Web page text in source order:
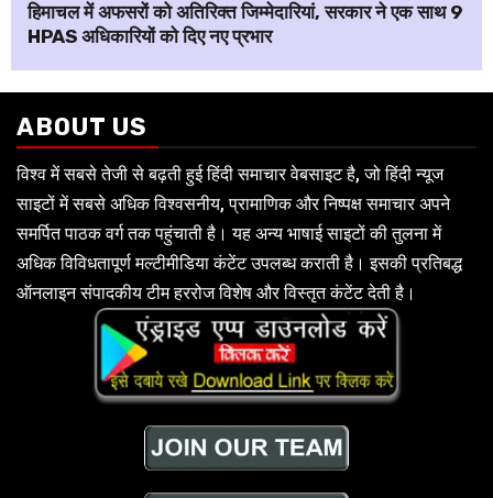
हिमाचल में अफसरों को अतिरिक्त जिम्मेदारियां, सरकार ने एक साथ 9
HPAS अधिकारियों को दिए नए प्रभार
ABOUT US
विश्व में सबसे तेजी से बढ़ती हुई हिंदी समाचार वेबसाइट है, जो हिंदी न्यूज
साइटों में सबसे अधिक विश्वसनीय, प्रामाणिक और निष्पक्ष समाचार अपने
समर्पित पाठक वर्ग तक पहुंचाती है। यह अन्य भाषाई साइटों की तुलना में
अधिक विविधतापूर्ण मल्टीमीडिया कंटेंट उपलब्ध कराती है। इसकी प्रतिबद्ध
ऑनलाइन संपादकीय टीम हररोज विशेष और विस्तृत कंटेंट देती है।